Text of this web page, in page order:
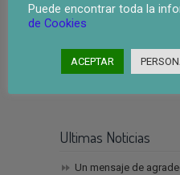
Ultimas Noticias
Un mensaje de
Puede encontrar toda la
de Cookies
ACEPTAR